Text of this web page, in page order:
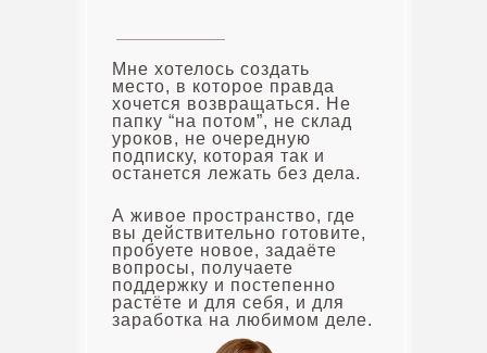
Мне хотелось создать
место, в которое правда
хочется возвращаться. Не
папку “на потом”, не склад
уроков, не очередную
подписку, которая так и
останется лежать без дела.
А живое пространство, где
вы действительно готовите,
пробуете новое, задаёте
вопросы, получаете
поддержку и постепенно
растёте и для себя, и для
заработка на любимом деле.